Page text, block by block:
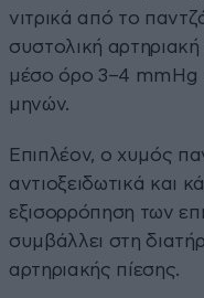
νιτρικά από το
συστολική
μέσο όρο 3–4 mmHg
μηνών.
Επιπλέον, ο χυμός
αντιοξειδωτικά και
εξισορρόπηση των
συμβάλλει στη
αρτηριακής πίεσης.